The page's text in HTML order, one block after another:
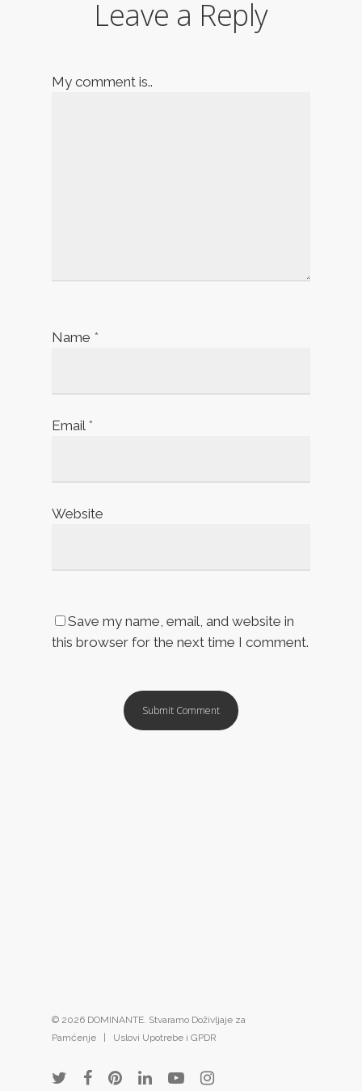
Leave a Reply
My comment is..
Name *
Email *
Website
Save my name, email, and website in
this browser for the next time I comment.
© 2026 DOMINANTE. Stvaramo Doživljaje za
Pamćenje | Uslovi Upotrebe i GPDR